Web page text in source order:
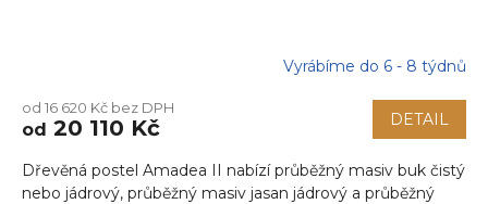
Vyrábíme do 6 - 8 týdnů
od 16 620 Kč bez DPH
od 20 110 Kč DETAIL
Dřevěná postel Amadea II nabízí průběžný masiv buk čistý
nebo jádrový, průběžný masiv jasan jádrový a průběžný